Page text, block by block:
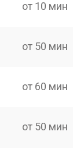
от 10 мин
от 50 мин
от 60 мин
от 50 мин